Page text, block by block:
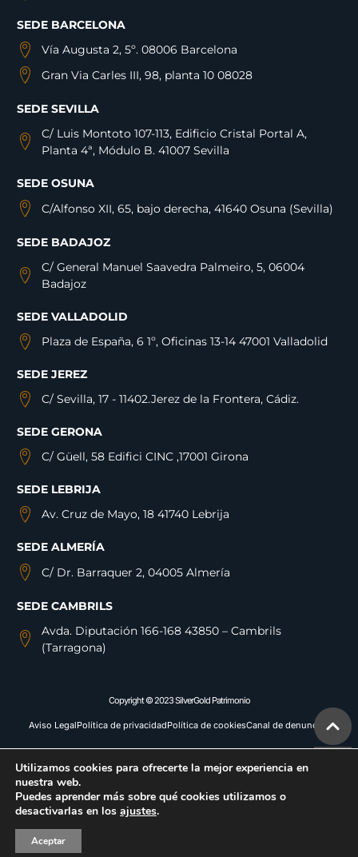
SEDE BARCELONA
Vía Augusta 2, 5º. 08006 Barcelona
Gran Via Carles III, 98, planta 10 08028
SEDE SEVILLA
C/ Luis Montoto 107-113, Edificio Cristal Portal A,
Planta 4ª, Módulo B. 41007 Sevilla
SEDE OSUNA
C/Alfonso XII, 65, bajo derecha, 41640 Osuna (Sevilla)
SEDE BADAJOZ
C/ General Manuel Saavedra Palmeiro, 5, 06004
Badajoz
SEDE VALLADOLID
Plaza de España, 6 1º, Oficinas 13-14 47001 Valladolid
SEDE JEREZ
C/ Sevilla, 17 - 11402.Jerez de la Frontera, Cádiz.
SEDE GERONA
C/ Güell, 58 Edifici CINC ,17001 Girona
SEDE LEBRIJA
Av. Cruz de Mayo, 18 41740 Lebrija
SEDE ALMERÍA
C/ Dr. Barraquer 2, 04005 Almería
SEDE CAMBRILS
Avda. Diputación 166-168 43850 – Cambrils
(Tarragona)
Copyright © 2023 SilverGold Patrimonio
Aviso LegalPolítica de privacidadPolítica de cookiesCanal de denuncias
Utilizamos cookies para ofrecerte la mejor experiencia en
nuestra web.
Puedes aprender más sobre qué cookies utilizamos o
desactivarlas en los ajustes.
Aceptar